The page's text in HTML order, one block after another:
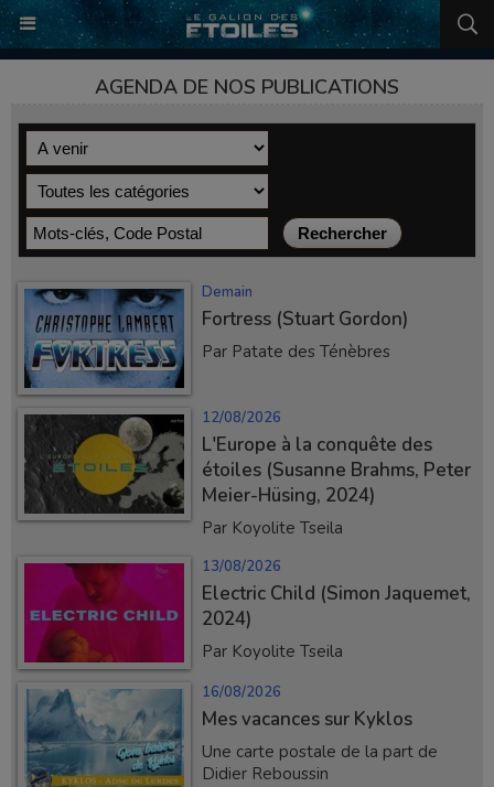
AGENDA DE NOS PUBLICATIONS
Demain
Fortress (Stuart Gordon)
Par Patate des Ténèbres
12/08/2026
L'Europe à la conquête des
étoiles (Susanne Brahms, Peter
Meier-Hüsing, 2024)
Par Koyolite Tseila
13/08/2026
Electric Child (Simon Jaquemet,
2024)
Par Koyolite Tseila
16/08/2026
Mes vacances sur Kyklos
Une carte postale de la part de
Didier Reboussin